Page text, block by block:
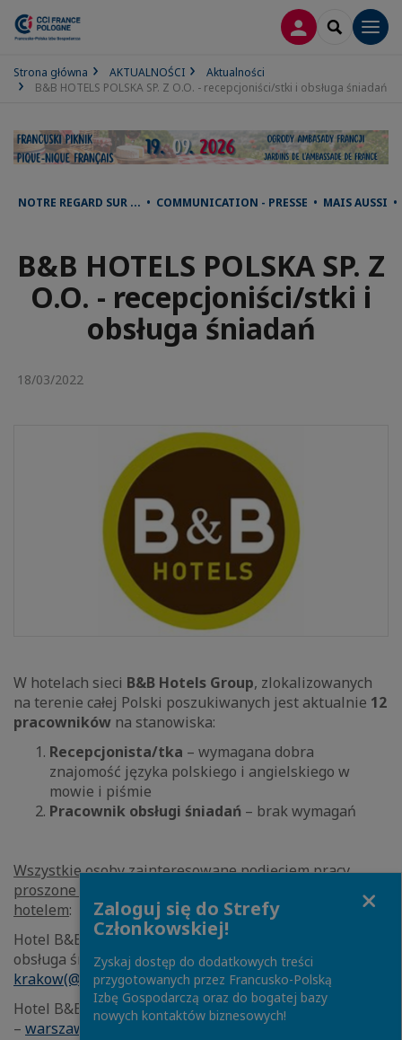
LOGOWANIE
SEARCH
Strona główna AKTUALNOŚCI
Aktualności
B&B HOTELS POLSKA SP. Z O.O. - recepcjoniści/stki i obsługa śniadań
NOTRE REGARD SUR ... • COMMUNICATION - PRESSE • MAIS AUSSI
B&B HOTELS POLSKA SP. Z
O.O. - recepcjoniści/stki i
obsługa śniadań
18/03/2022
W hotelach sieci B&B Hotels Group, zlokalizowanych
na terenie całej Polski poszukiwanych jest aktualnie 12
pracowników na stanowiska:
Recepcjonista/tka – wymagana dobra
znajomość języka polskiego i angielskiego w
mowie i piśmie
Pracownik obsługi śniadań – brak wymagań
Wszystkie osoby zainteresowane podjęciem pracy,
proszone są o kontakt mailowy bezpośrednio z danym
hotelem:
Hotel B&B Kraków Centrum – recepcja (1 stanowisko),
obsługa śniadań (1 stanowisko) –
krakow(@)hotelbb.com
Hotel B&B Warszawa Okęcie – recepcja (2 stanowiska)
– warszawa.okecie(@)hotelbb.com
Zaloguj się do Strefy
Członkowskiej!
Zyskaj dostęp do dodatkowych treści
przygotowanych przez Francusko-Polską
Izbę Gospodarczą oraz do bogatej bazy
nowych kontaktów biznesowych!